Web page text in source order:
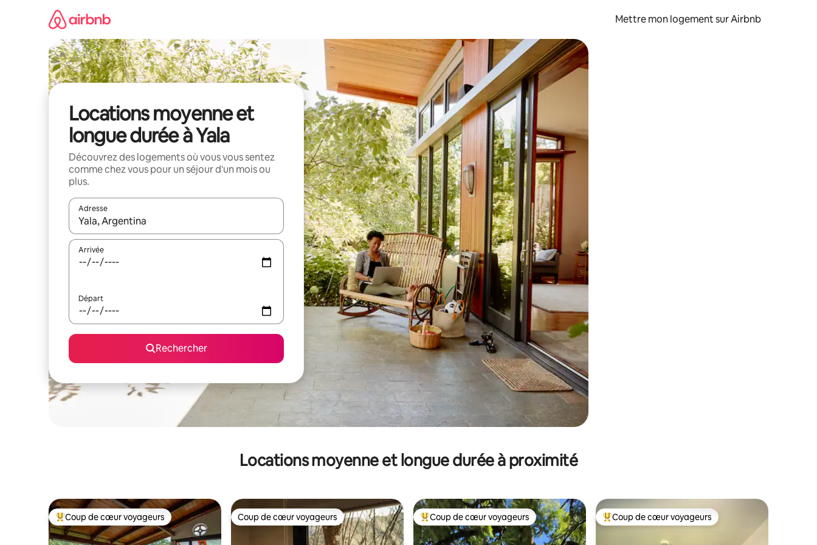
Mettre mon logement sur Airbnb
Locations moyenne et
longue durée à Yala
Découvrez des logements où vous vous sentez
comme chez vous pour un séjour d'un mois ou
plus.
Adresse
Lorsque les résultats s'affichent, utilisez les flèches vers le haut et vers le bas pour les parcourir ou en appuyant et en faisant glisser.
Arrivée
Départ
Rechercher
Locations moyenne et longue durée à proximité
Coups de cœur voyageurs les plus appréciés
Coup de cœur voyageurs Coup de cœur voyageurs
Coup de cœur voyageurs Coups de cœur voyageurs les plus appréciés
Coup de cœur voyageurs Coups de cœur voyageurs les plus appréciés
Coup de cœur voyageurs